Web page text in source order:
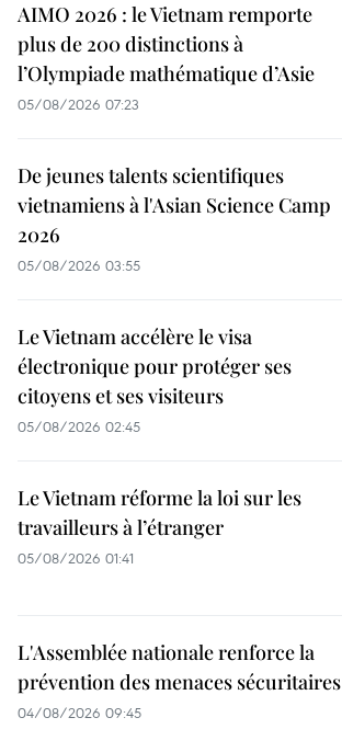
AIMO 2026 : le Vietnam remporte
plus de 200 distinctions à
l’Olympiade mathématique d’Asie
05/08/2026 07:23
De jeunes talents scientifiques
vietnamiens à l'Asian Science Camp
2026
05/08/2026 03:55
Le Vietnam accélère le visa
électronique pour protéger ses
citoyens et ses visiteurs
05/08/2026 02:45
Le Vietnam réforme la loi sur les
travailleurs à l’étranger
05/08/2026 01:41
L'Assemblée nationale renforce la
prévention des menaces sécuritaires
04/08/2026 09:45